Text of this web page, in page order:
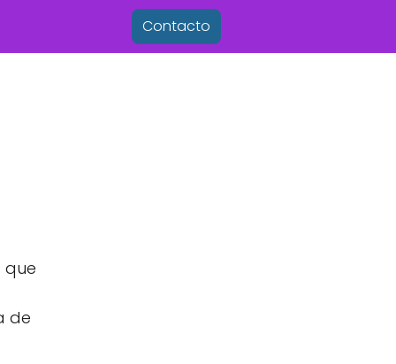
Contacto
que
de